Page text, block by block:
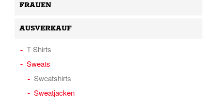
FRAUEN
AUSVERKAUF
T-Shirts
Sweats
Sweatshirts
Sweatjacken